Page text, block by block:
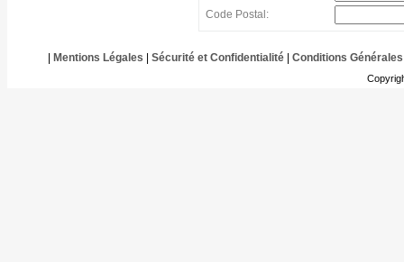
Code Postal:
Mentions Légales Sécurité et Confidentialité| Conditions Générales